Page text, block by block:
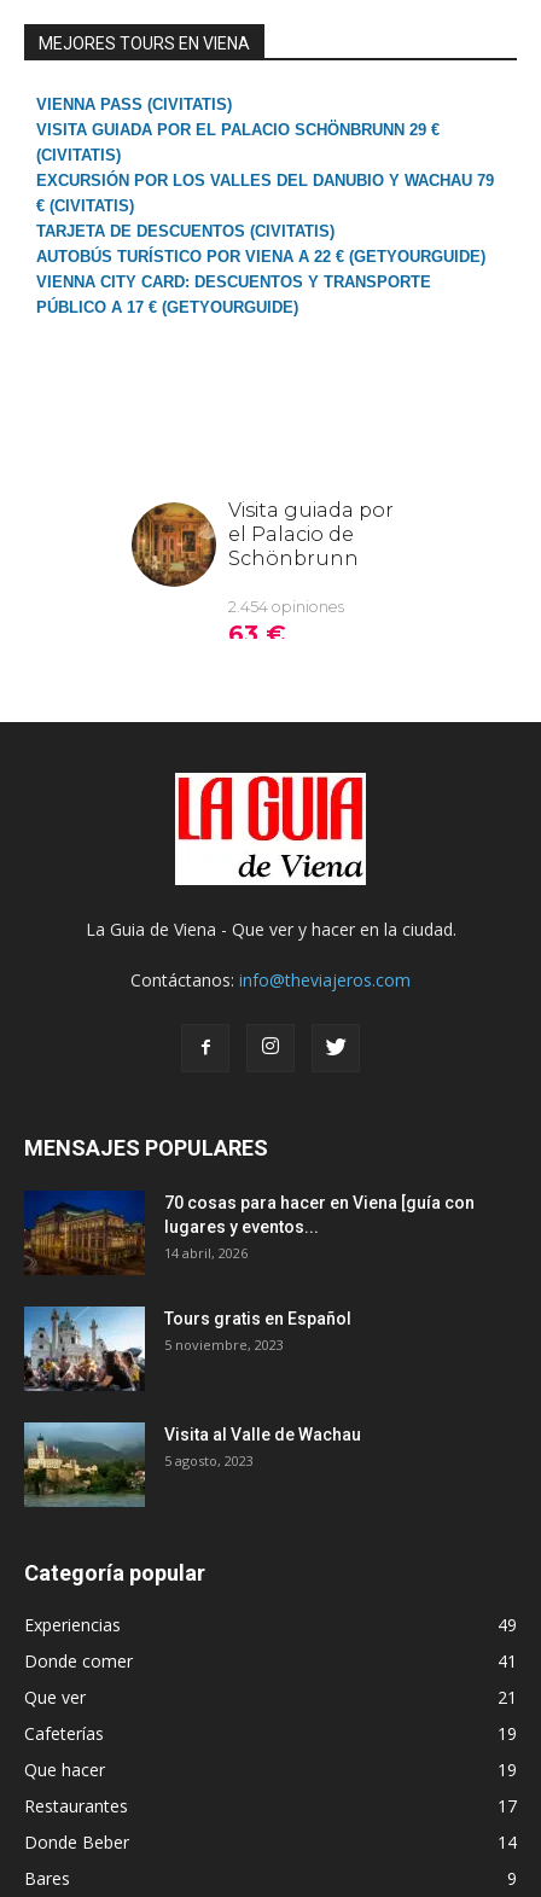
MEJORES TOURS EN VIENA
VIENNA PASS (CIVITATIS)
VISITA GUIADA POR EL PALACIO SCHÖNBRUNN 29 €
(CIVITATIS)
EXCURSIÓN POR LOS VALLES DEL DANUBIO Y WACHAU 79
€ (CIVITATIS)
TARJETA DE DESCUENTOS (CIVITATIS)
AUTOBÚS TURÍSTICO POR VIENA A 22 € (GETYOURGUIDE)
VIENNA CITY CARD: DESCUENTOS Y TRANSPORTE
PÚBLICO A 17 € (GETYOURGUIDE)
La Guia de Viena - Que ver y hacer en la ciudad.
Contáctanos: info@theviajeros.com
MENSAJES POPULARES
70 cosas para hacer en Viena [guía con
lugares y eventos...
14 abril, 2026
Tours gratis en Español
5 noviembre, 2023
Visita al Valle de Wachau
5 agosto, 2023
Categoría popular
Experiencias
49
Donde comer
41
Que ver
21
Cafeterías
19
Que hacer
19
Restaurantes
17
Donde Beber
14
Bares
9